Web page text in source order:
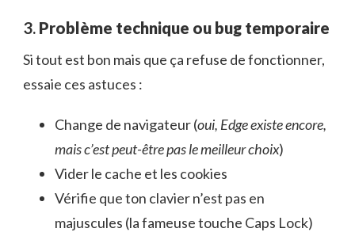
3. Problème technique ou bug temporaire
Si tout est bon mais que ça refuse de fonctionner,
essaie ces astuces :
Change de navigateur (oui, Edge existe encore,
mais c’est peut-être pas le meilleur choix)
Vider le cache et les cookies
Vérifie que ton clavier n’est pas en
majuscules (la fameuse touche Caps Lock)